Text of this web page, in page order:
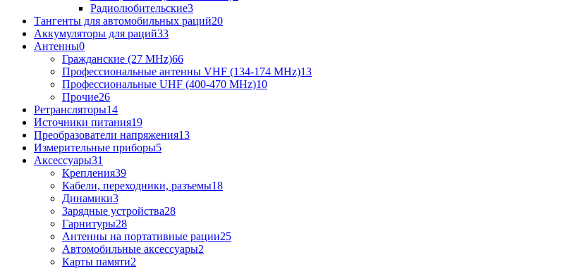
Радиолюбительские3
Тангенты для автомобильных раций20
Аккумуляторы для раций33
Антенны0
Гражданские (27 MHz)66
Профессиональные антенны VHF (134-174 MHz)13
Профессиональные UHF (400-470 MHz)10
Прочие26
Ретрансляторы14
Источники питания19
Преобразователи напряжения13
Измерительные приборы5
Аксессуары31
Крепления39
Кабели, переходники, разъемы18
Динамики3
Зарядные устройства28
Гарнитуры28
Антенны на портативные рации25
Автомобильные аксессуары2
Карты памяти2